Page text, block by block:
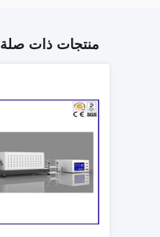
منتجات ذات صلة